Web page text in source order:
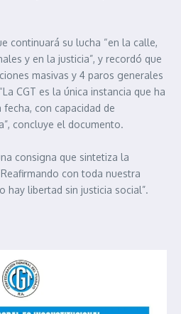
continuará su lucha “en la calle,
y en la justicia”, y recordó que
masivas y 4 paros generales
CGT es la única instancia que ha
con capacidad de
concluye el documento.
consigna que sintetiza la
con toda nuestra
hay libertad sin justicia social”.